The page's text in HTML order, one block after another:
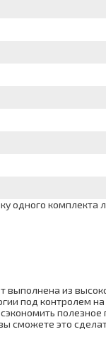
комплекта
из
под контролем
сможете это